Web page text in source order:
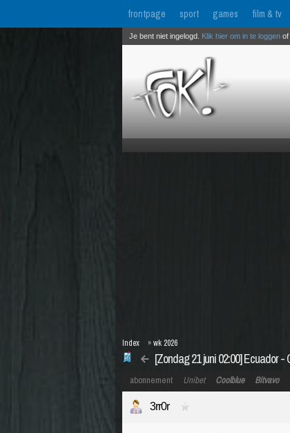
frontpage sport games film & tv
Je bent niet ingelogd. Klik hier om in te loggen of
[Zondag 21 juni 02:00] Ecuador -
Index »wk 2026
abonnement Unibet Coolblue Bitvavo
3rr0r